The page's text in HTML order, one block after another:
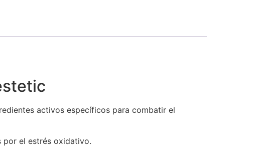
activos específicos para combatir el
por el estrés oxidativo.